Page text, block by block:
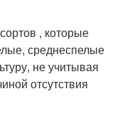
, которые
среднеспелые
не учитывая
отсутствия